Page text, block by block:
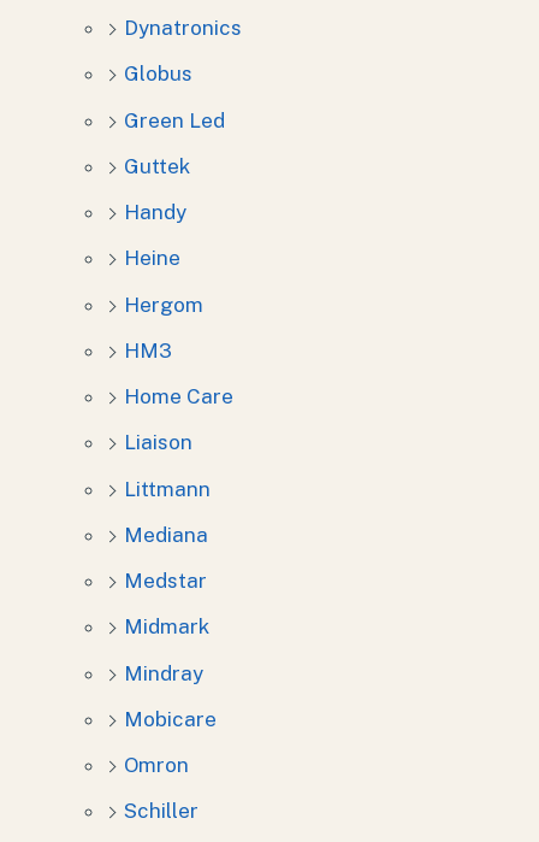
Dynatronics
Globus
Green Led
Guttek
Handy
Heine
Hergom
HM3
Home Care
Liaison
Littmann
Mediana
Medstar
Midmark
Mindray
Mobicare
Omron
Schiller